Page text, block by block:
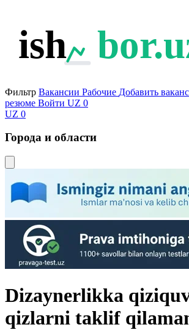
ish
Фильтр Вакансии Рабочие Добавить
резюме Войти UZ 0
UZ 0
Города и области
Dizaynerlikka
qizlarni taklif